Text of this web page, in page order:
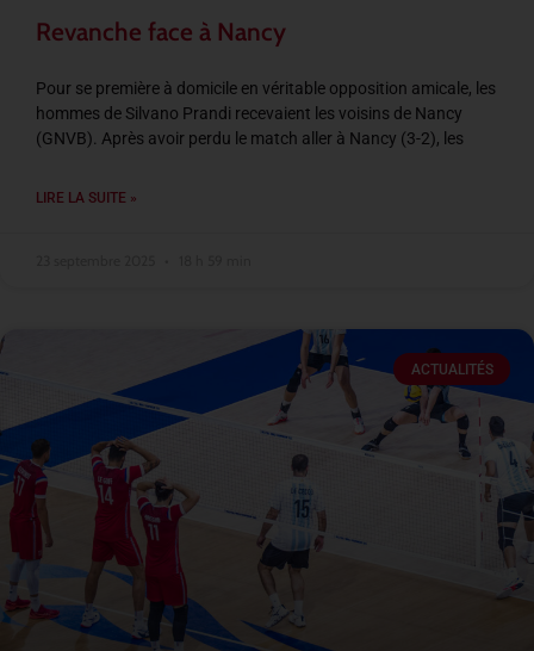
Revanche face à Nancy
Pour se première à domicile en véritable opposition amicale, les
hommes de Silvano Prandi recevaient les voisins de Nancy
(GNVB). Après avoir perdu le match aller à Nancy (3-2), les
LIRE LA SUITE »
ACTUALITÉS